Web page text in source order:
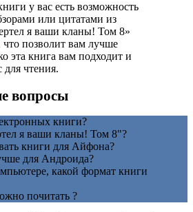
у вас есть возможность
или цитатами из
я ваши кланы! Том 8»
что позволит вам лучше
эта книга вам подходит и
для чтения.
вопросы
книги?
я ваши кланы! Том 8"?
книги для Айфона?
для Андроида?
какой формат книги
почитать ?